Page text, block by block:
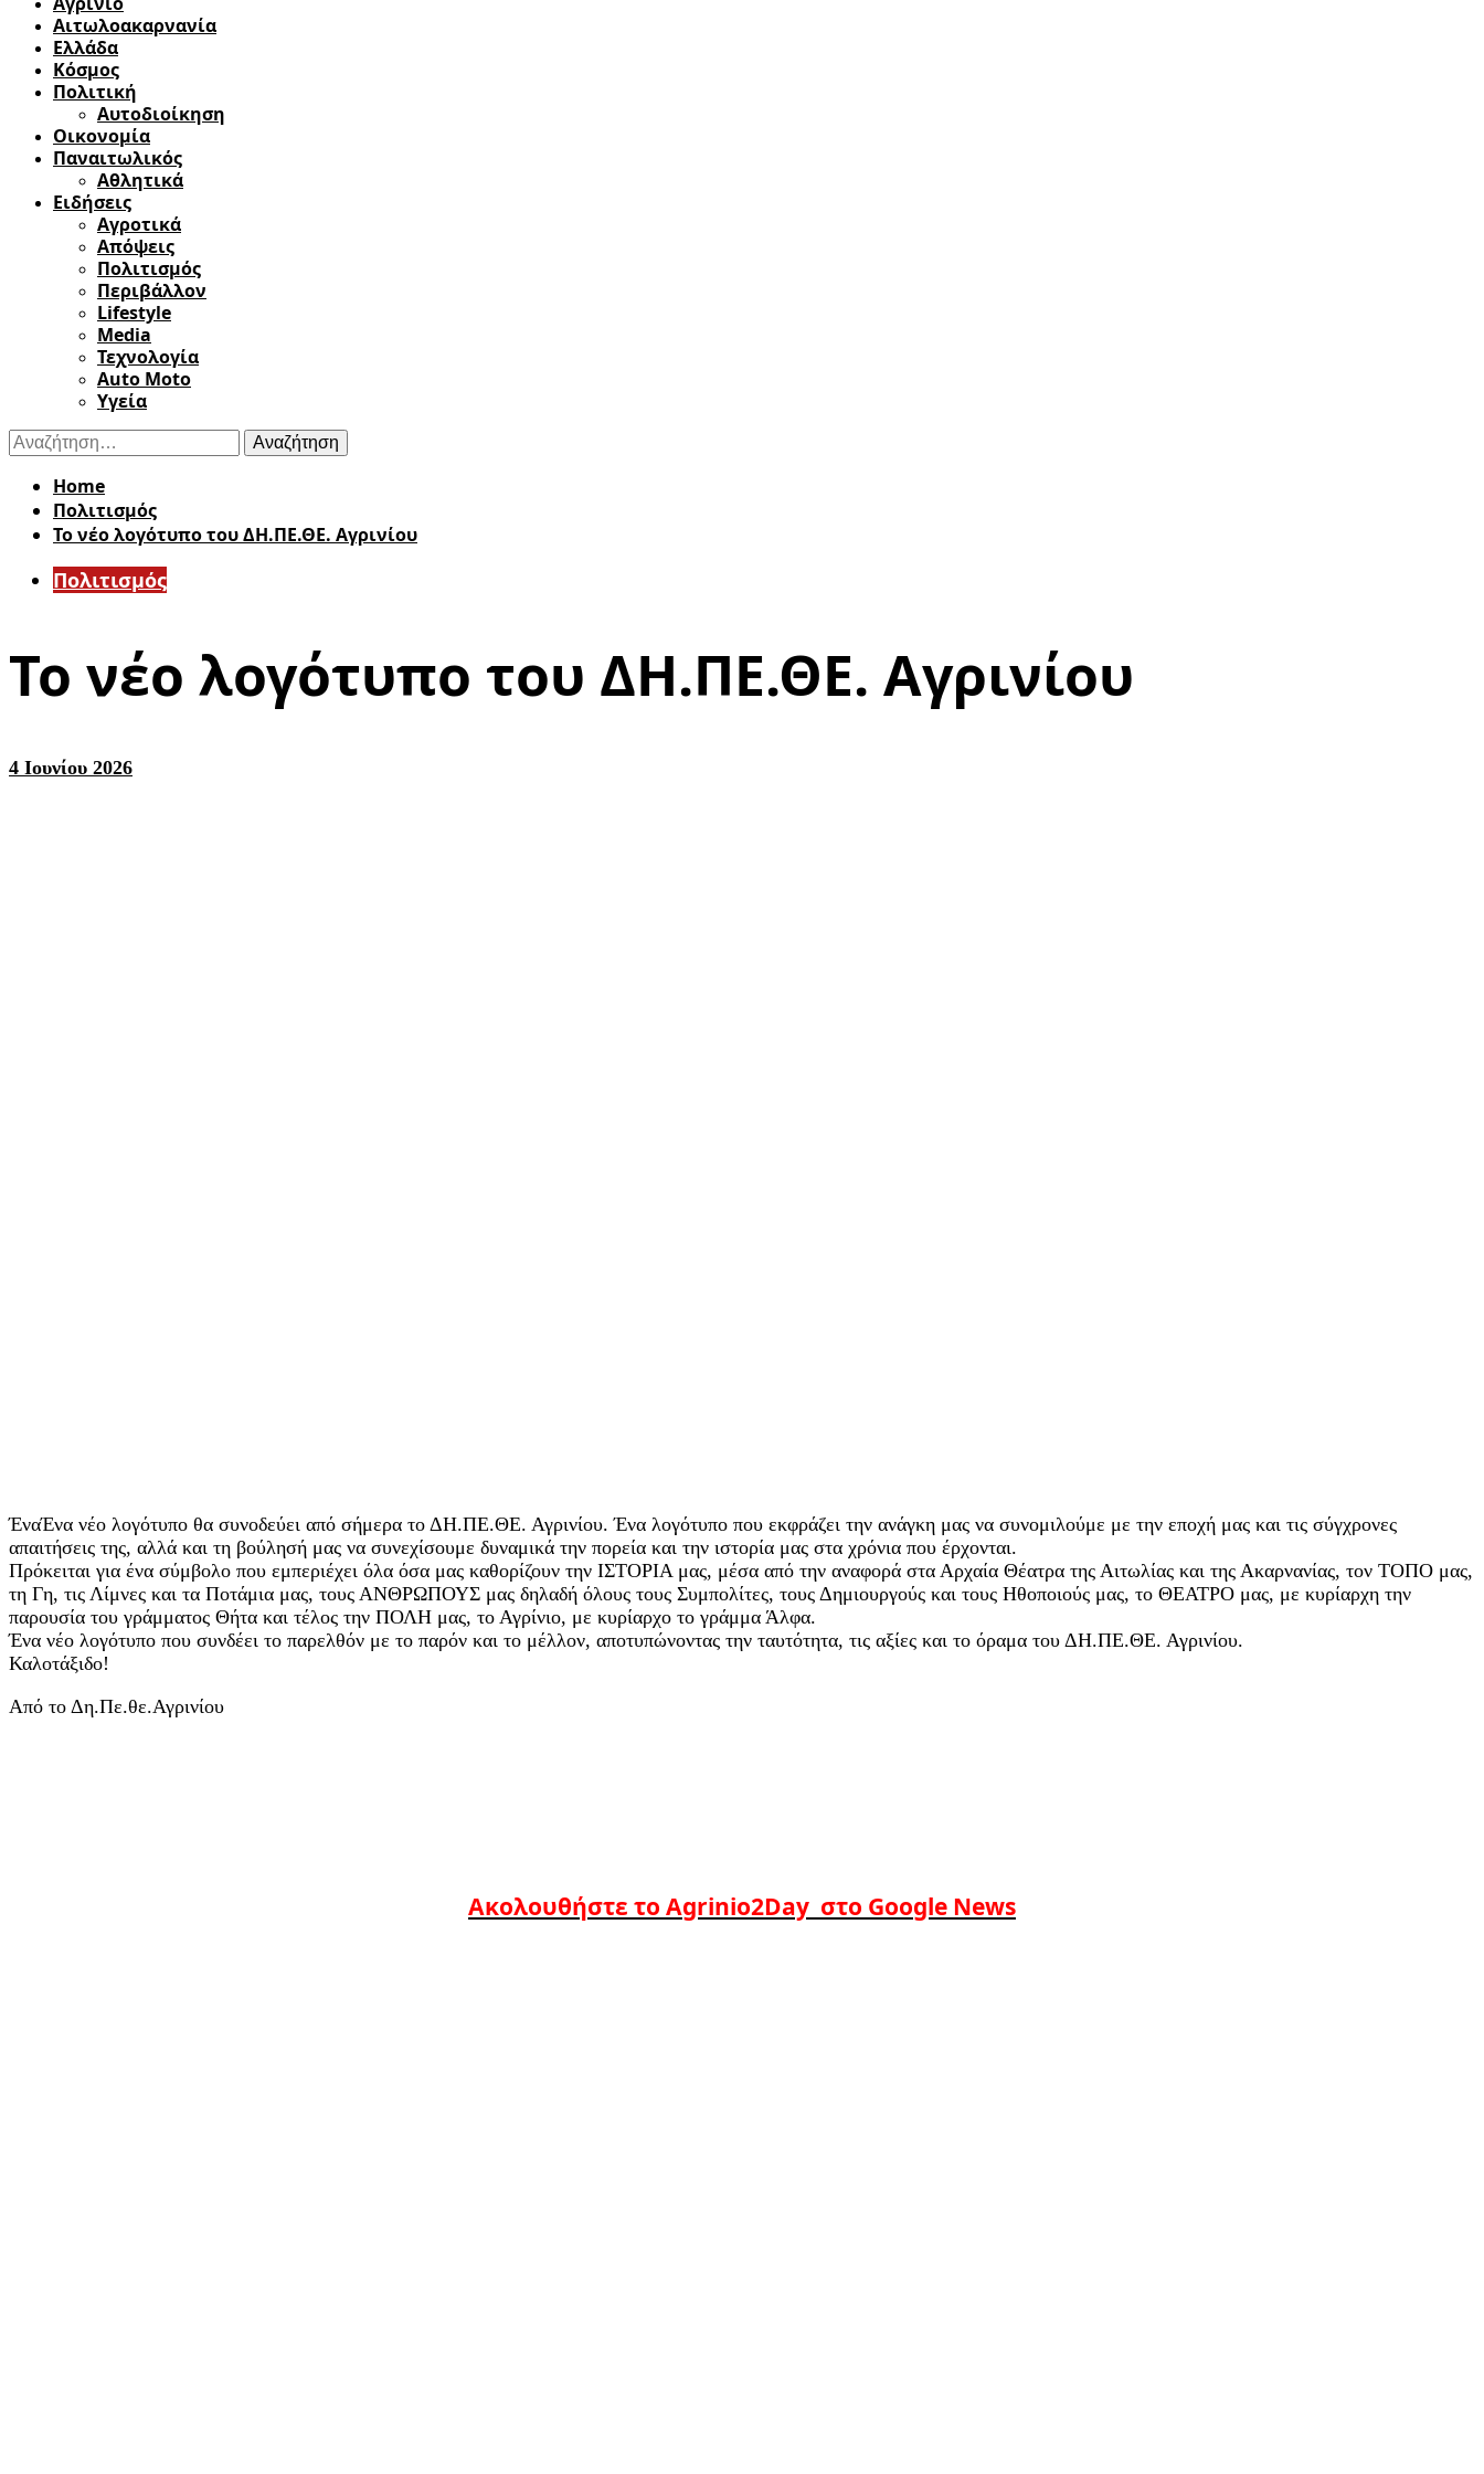
Αιτωλοακαρνανία
Ελλάδα
Κόσμος
Πολιτική
Αυτοδιοίκηση
Οικονομία
Παναιτωλικός
Αθλητικά
Ειδήσεις
Αγροτικά
Απόψεις
Πολιτισμός
Περιβάλλον
Lifestyle
Media
Τεχνολογία
Auto Moto
Υγεία
Αναζήτηση
για:
Home
Πολιτισμός
Το νέο λογότυπο του ΔΗ.ΠΕ.ΘΕ. Αγρινίου
Πολιτισμός
Το νέο λογότυπο του ΔΗ.ΠΕ.ΘΕ. Αγρινίου
4 Ιουνίου 2026
ΈναΈνα νέο λογότυπο θα συνοδεύει από σήμερα το ΔΗ.ΠΕ.ΘΕ. Αγρινίου. Ένα λογότυπο που εκφράζει την ανάγκη μας να συνομιλούμε με την εποχή μας και τις σύγχρονες
απαιτήσεις της, αλλά και τη βούλησή μας να συνεχίσουμε δυναμικά την πορεία και την ιστορία μας στα χρόνια που έρχονται.
Πρόκειται για ένα σύμβολο που εμπεριέχει όλα όσα μας καθορίζουν την ΙΣΤΟΡΙΑ μας, μέσα από την αναφορά στα Αρχαία Θέατρα της Αιτωλίας και της Ακαρνανίας, τον ΤΟΠΟ μας,
τη Γη, τις Λίμνες και τα Ποτάμια μας, τους ΑΝΘΡΩΠΟΥΣ μας δηλαδή όλους τους Συμπολίτες, τους Δημιουργούς και τους Ηθοποιούς μας, το ΘΕΑΤΡΟ μας, με κυρίαρχη την
παρουσία του γράμματος Θήτα και τέλος την ΠΟΛΗ μας, το Αγρίνιο, με κυρίαρχο το γράμμα Άλφα.
Ένα νέο λογότυπο που συνδέει το παρελθόν με το παρόν και το μέλλον, αποτυπώνοντας την ταυτότητα, τις αξίες και το όραμα του ΔΗ.ΠΕ.ΘΕ. Αγρινίου.
Καλοτάξιδο!
Από το Δη.Πε.θε.Αγρινίου
Ακολουθήστε το Agrinio2Day στο Google News